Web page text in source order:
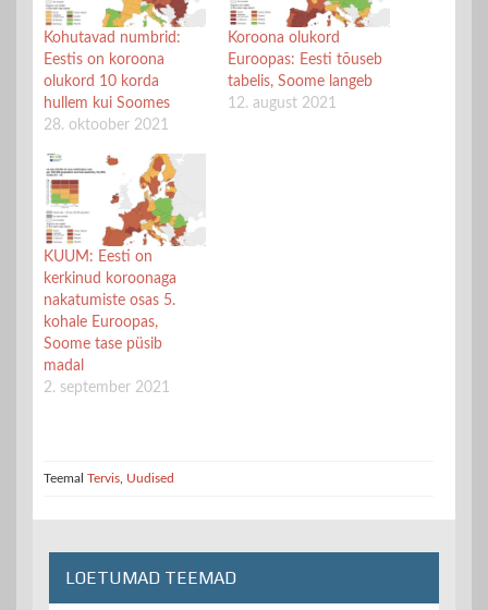
Kohutavad numbrid:
Eestis on koroona
olukord 10 korda
hullem kui Soomes
28. oktoober 2021
Koroona olukord
Euroopas: Eesti tõuseb
tabelis, Soome langeb
12. august 2021
KUUM: Eesti on
kerkinud koroonaga
nakatumiste osas 5.
kohale Euroopas,
Soome tase püsib
madal
2. september 2021
Teemal Tervis Uudised
LOETUMAD TEEMAD